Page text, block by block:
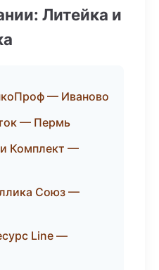
Литейка и
— Иваново
— Пермь
Комплект —
Союз —
Line —